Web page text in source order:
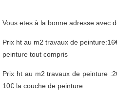
Vous etes à la bonne adresse avec
Prix ht au m2 travaux de
peinture tout compris
Prix ht au m2 travaux de peinture
10€ la couche de peinture